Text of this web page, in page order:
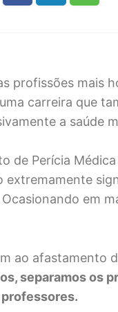
profissões mais
carreira que
a saúde
de Perícia
extremamente
em
ao afastamento
separamos os